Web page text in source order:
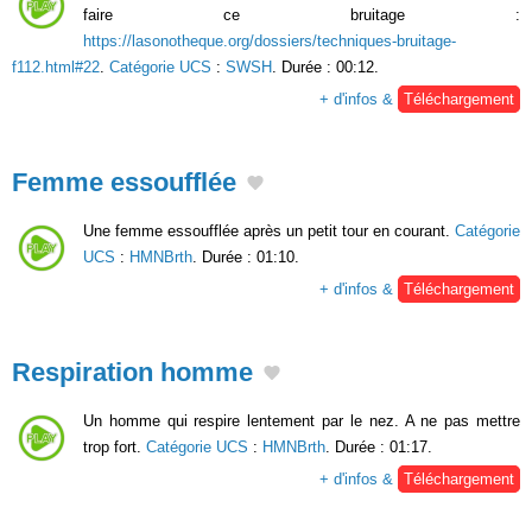
faire ce bruitage :
https://lasonotheque.org/dossiers/techniques-bruitage-
f112.html#22. Catégorie UCS : SWSH . Durée : 00:12.
+ d'infos & Téléchargement
Femme essoufflée
Une femme essoufflée après un petit tour en courant. Catégorie
UCS : HMNBrth . Durée : 01:10.
+ d'infos &
Téléchargement
Respiration homme
Un homme qui respire lentement par le nez. A ne pas mettre
trop fort. Catégorie UCS : HMNBrth . Durée : 01:17.
+ d'infos &
Téléchargement